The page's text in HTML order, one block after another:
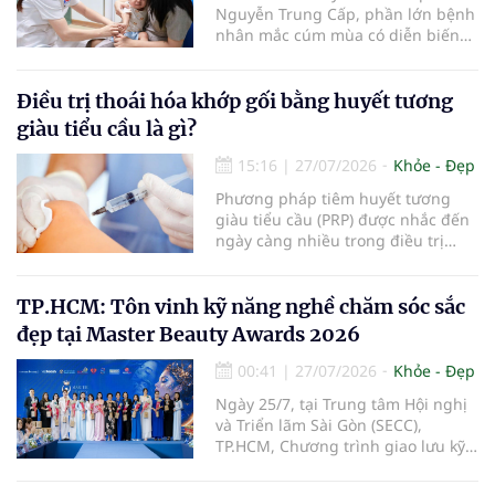
Nguyễn Trung Cấp, phần lớn bệnh
nhân mắc cúm mùa có diễn biến
mũi và có thể hồi phục sau khoảng
5-7 ngày. Tuy nhiên, vẫn có một tỷ
chí tử vong do các biến chứng của
Điều trị thoái hóa khớp gối bằng huyết tương
giàu tiểu cầu là gì?
15:16 | 27/07/2026
Khỏe - Đẹp
Phương pháp tiêm huyết tương
giàu tiểu cầu (PRP) được nhắc đến
ngày càng nhiều trong điều trị
chậm tiến triển bệnh. Vậy PRP hoạt
động theo cơ chế nào, mang lại
hiệu quả ra sao và những ai sẽ
phù hợp với phương pháp này?
TP.HCM: Tôn vinh kỹ năng nghề chăm sóc sắc
đẹp tại Master Beauty Awards 2026
00:41 | 27/07/2026
Khỏe - Đẹp
Ngày 25/7, tại Trung tâm Hội nghị
và Triển lãm Sài Gòn (SECC),
TP.HCM, Chương trình giao lưu kỹ